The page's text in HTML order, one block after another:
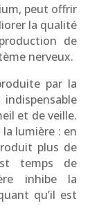
peut offrir
la qualité
de
nerveux.
par la
et de veille.
lumière : en
plus de
temps de
inhibe la
qu’il est